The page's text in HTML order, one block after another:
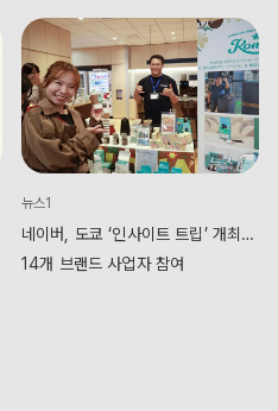
뉴스1
네이버, 도쿄 ‘인사이트 트립’ 개최…
14개 브랜드 사업자 참여